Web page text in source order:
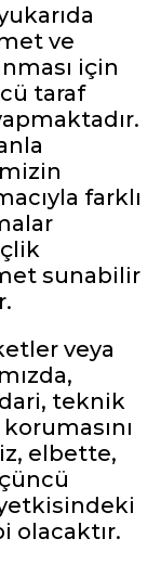
ve
için
taraf
farklı
sunabilir
veya
teknik
elbette,
olacaktır.